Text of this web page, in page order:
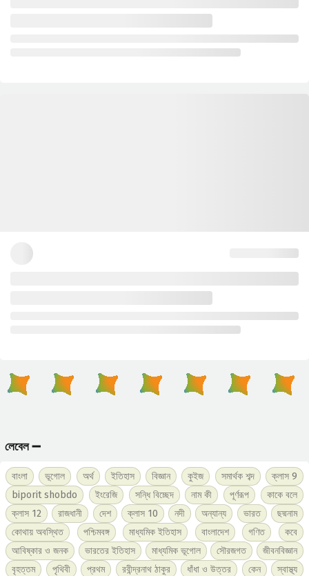
লেবেল ➖
বাংলা ভূগোল অর্থ ইতিহাস বিজ্ঞান কুইজ সমার্থক শব্দ
ক্লাস 9
biporit shobdo
ইংরেজি সন্ধি বিচ্ছেদ নাম কী পূর্ণরূপ
কাকে বলে
ক্লাস 12
রাজধানী দেশ ক্লাস 10 নদী অন্যান্য ভারত
ছদ্মনাম
কোথায় অবস্থিত
পশ্চিমবঙ্গ মাধ্যমিক ইতিহাস বাংলাদেশ গণিত
কবে
আবিষ্কার ও জনক
ভারতের ইতিহাস মাধ্যমিক ভূগোল সৌরজগত
জীবনবিজ্ঞান
বৃহত্তম
পৃথিবী প্রথম রবীন্দ্রনাথ ঠাকুর ধাঁধা ও উত্তর কেন
স্বাস্থ্য